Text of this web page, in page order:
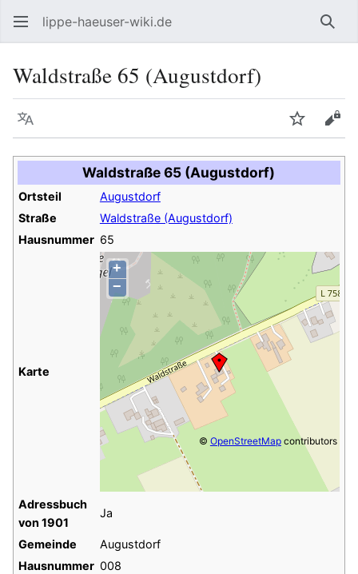
lippe-haeuser-wiki.de
Waldstraße 65 (Augustdorf)
Sprache
Waldstraße 65 (Augustdorf)
Ortsteil
Augustdorf
Straße
Waldstraße (Augustdorf)
Hausnummer 65
Karte
+
−
© OpenStreetMapcontributors
Adressbuch
von 1901
Ja
Gemeinde
Augustdorf
Hausnummer 008